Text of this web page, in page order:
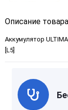
Описание
Аккумулятор
[L5]